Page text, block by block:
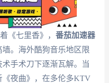
《七里香》， 番茄加速器
。海外酷狗音乐地区限
手术刀下逐渐瓦解。当
夜曲》，在多伦多KTV